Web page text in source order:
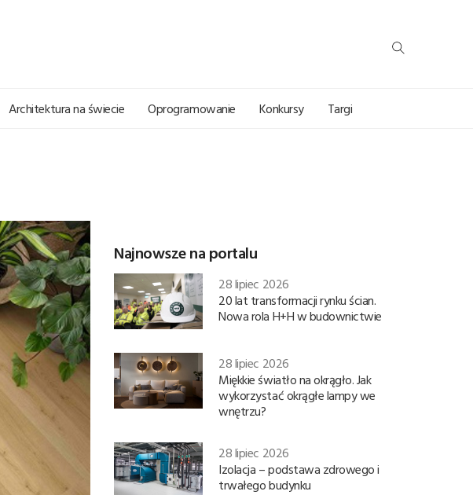
Architektura na świecie Oprogramowanie Konkursy Targi
Najnowsze na portalu
28 lipiec 2026
20 lat transformacji rynku ścian.
Nowa rola H+H w budownictwie
28 lipiec 2026
Miękkie światło na okrągło. Jak
wykorzystać okrągłe lampy we
wnętrzu?
28 lipiec 2026
Izolacja – podstawa zdrowego i
trwałego budynku